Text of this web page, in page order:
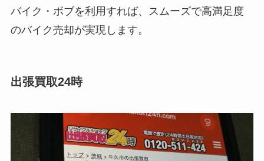
バイク・ボブを利用すれば、スムーズで高満足度
のバイク売却が実現します。
出張買取24時